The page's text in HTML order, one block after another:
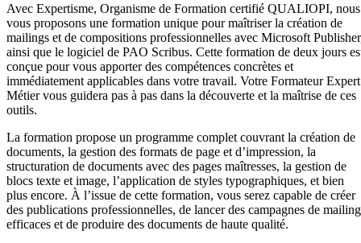
Avec Expertisme, Organisme de Formation certifié QUALIOPI, nous
vous proposons une formation unique pour maîtriser la création de
mailings et de compositions professionnelles avec Microsoft
ainsi que le logiciel de PAO Scribus. Cette formation de deux jours
conçue pour vous apporter des compétences concrètes et
immédiatement applicables dans votre travail. Votre Formateur Expert
Métier vous guidera pas à pas dans la découverte et la maîtrise de ces
outils.
La formation propose un programme complet couvrant la création de
documents, la gestion des formats de page et d’impression, la
structuration de documents avec des pages maîtresses, la gestion de
blocs texte et image, l’application de styles typographiques, et bien
plus encore. À l’issue de cette formation, vous serez capable de créer
des publications professionnelles, de lancer des campagnes de mailing
efficaces et de produire des documents de haute qualité.